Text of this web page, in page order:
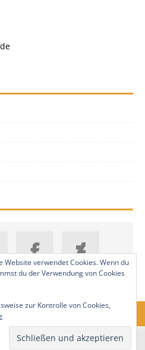
Arts / Anastratin.de. Alle Rechte
Website verwendet Cookies. Wenn du
du der Verwendung von Cookies
zur Kontrolle von Cookies,